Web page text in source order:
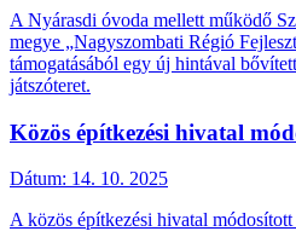
A Nyárasdi óvoda mellett működő
megye „Nagyszombati Régió
támogatásából egy új hintával
játszóteret.
Közös építkezési hivatal
Dátum: 14. 10. 2025
A közös építkezési hivatal